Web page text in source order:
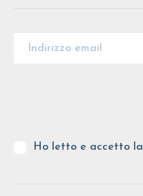
Ho letto e accetto la